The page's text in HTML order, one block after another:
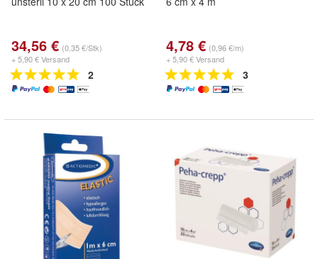
34,56 € (0,35 €/Stk)
+ 5,90 € Versand
2
4,78 € (0,96 €/m)
+ 5,90 € Versand
3